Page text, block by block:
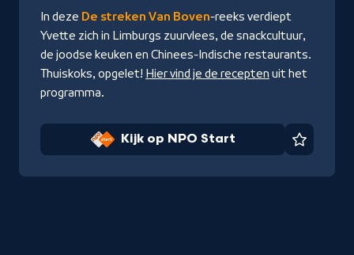
In deze De streken Van Boven-reeks verdiept
Yvette zich in Limburgs zuurvlees, de snackcultuur,
de joodse keuken en Chinees-Indische restaurants.
Thuiskoks, opgelet! Hier vind je de recepten uit het
programma.
Kijk op NPO Start